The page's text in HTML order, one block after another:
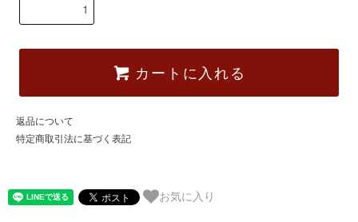
カートに入れる
返品について
特定商取引法に基づく表記
お気に入り